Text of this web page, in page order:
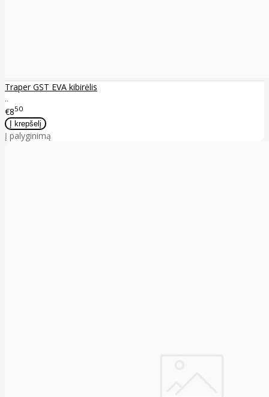
Traper GST EVA kibirėlis
..
€850
Į palyginimą